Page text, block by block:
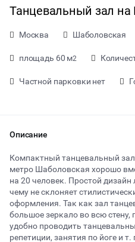
Танцевальный зал
Москва Шаболовская
площадь 60 м2
Частной парковки нет
Описание
Компактный танцевальный
метро Шаболовская хорошо
на 20 человек. Простой дизайн
чему не склоняет
оформления. Так как зал
большое зеркало во всю стену,
удобно проводить
репетиции, занятия по йоге и
от 800 ₽ за час
Тип мероприятия